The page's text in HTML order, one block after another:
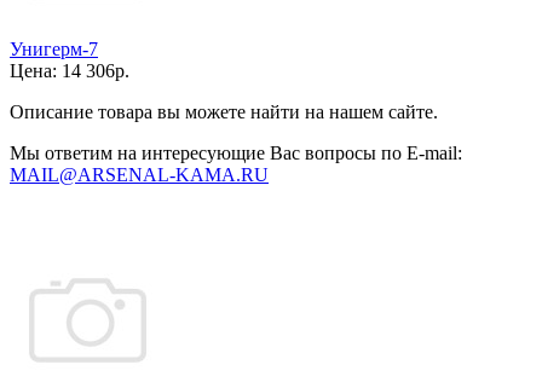
Унигерм-7
Цена: 14 306р.
Описание товара вы можете найти на нашем сайте.
Мы ответим на интересующие Вас вопросы по E-mail:
MAIL@ARSENAL-KAMA.RU